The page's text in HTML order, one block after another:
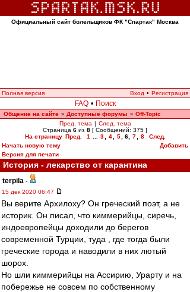
Официальный сайт болельщиков ФК "Спартак" Москва
Полная версия Вход • Регистрация
FAQ • Поиск
Общение на сайте » Доступные форумы » Off-Topic
Пред. тема | След. тема
Страница 6 из 8 [ Сообщений: 375 ]
На страницу Пред. 1 3 4 5 6, 7 8
След.
Начать новую тему
Добавить
Версия для печати
История - лекарство от карантина
terpila -
15 дек 2020 06:47
Вы верите Архилоху? Он греческий поэт, а не
историк. Он писал, что киммерийцы, сиречь,
индоевропейцы доходили до берегов
современной Турции, туда , где тогда были
греческие города и наводили в них лютый
шорох.
Но шли киммерийцы на Ассирию, Урарту и на
побережье не совсем по собственному